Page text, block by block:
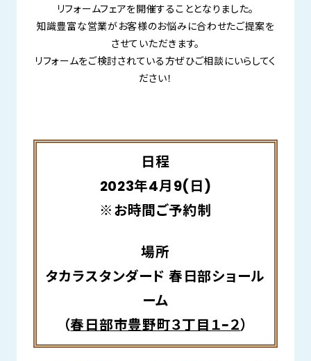
リフォームフェアを開催することとなりました。
知識豊富な営業がお客様のお悩みに合わせたご提案を
させていただきます。
リフォームをご検討されている方ぜひご相談にいらしてく
ださい！
日程
2023年4月9(日)
※お時間ご予約制
場所
タカラスタンダード 春日部ショール
ーム
（春日部市豊野町３丁目１−２）